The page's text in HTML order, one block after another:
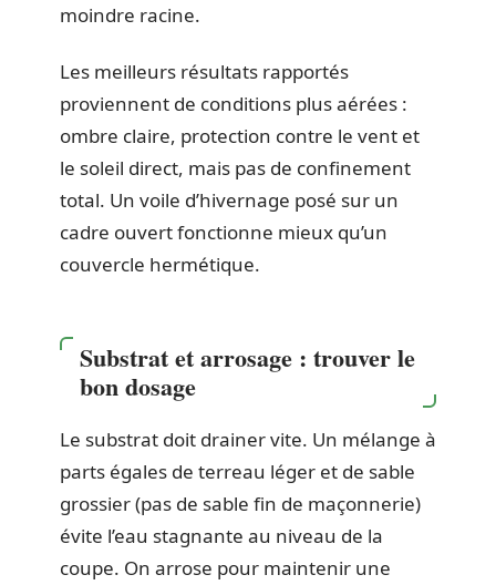
moindre racine.
Les meilleurs résultats rapportés
proviennent de conditions plus aérées :
ombre claire, protection contre le vent et
le soleil direct, mais pas de confinement
total. Un voile d’hivernage posé sur un
cadre ouvert fonctionne mieux qu’un
couvercle hermétique.
Substrat et arrosage : trouver le
bon dosage
Le substrat doit drainer vite. Un mélange à
parts égales de terreau léger et de sable
grossier (pas de sable fin de maçonnerie)
évite l’eau stagnante au niveau de la
coupe. On arrose pour maintenir une